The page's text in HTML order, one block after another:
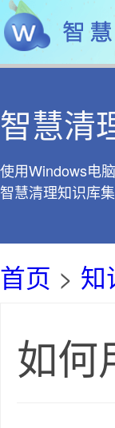
智慧清
使用Windows电
智慧清理知识库
首页 > 知
如何